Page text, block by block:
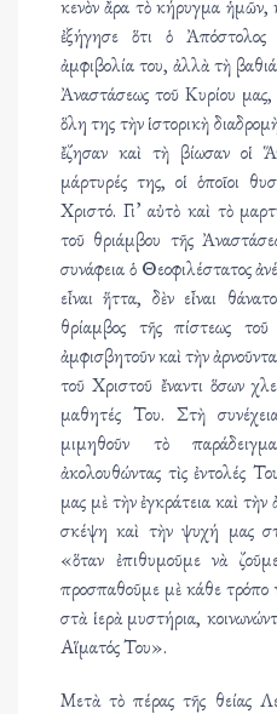
κενὸν ἄρα τὸ κήρυγμα ἡμῶν,
ἐξήγησε ὅτι ὁ
ἀμφιβολία του, ἀλλὰ τὴ
Ἀναστάσεως τοῦ Κυρίου μας,
ὅλη της τὴν ἱστορικὴ
ἔζησαν καὶ τὴ βίωσαν οἱ
μάρτυρές της, οἱ ὁποῖοι
Χριστό. Γι’ αὐτὸ καὶ τὸ
τοῦ θριάμβου τῆς
συνάφεια ὁ Θεοφιλέστατος
εἶναι ἥττα, δὲν εἶναι
θρίαμβος τῆς πίστεως
ἀμφισβητοῦν καὶ τὴν
τοῦ Χριστοῦ ἔναντι ὅσων
μαθητές Του. Στὴ
μιμηθοῦν τὸ
ἀκολουθώντας τὶς ἐντολές
μας μὲ τὴν ἐγκράτεια καὶ
σκέψη καὶ τὴν ψυχή μας
«ὅταν ἐπιθυμοῦμε νὰ
προσπαθοῦμε μὲ κάθε τρόπο
στὰ ἱερὰ μυστήρια,
Αἵματός Του».
Μετὰ τὸ πέρας τῆς θείας